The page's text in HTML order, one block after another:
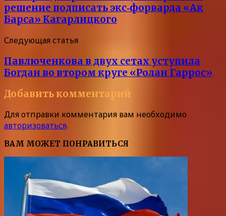
решение подписать экс‑форварда «Ак
Барса» Кагарлицкого
Следующая статья
Павлюченкова в двух сетах уступила
Богдан во втором круге «Ролан Гаррос»
Добавить комментарий
Для отправки комментария вам необходимо
авторизоваться.
ВАМ МОЖЕТ ПОНРАВИТЬСЯ